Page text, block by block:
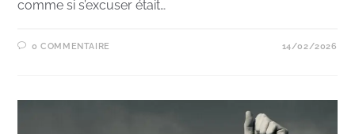
comme si s’excuser était…
0 COMMENTAIRE 14/02/2026